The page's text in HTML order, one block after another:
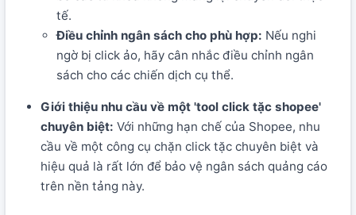
tế.
Điều chỉnh ngân sách cho phù hợp: Nếu nghi
ngờ bị click ảo, hãy cân nhắc điều chỉnh ngân
sách cho các chiến dịch cụ thể.
Giới thiệu nhu cầu về một 'tool click tặc shopee'
chuyên biệt: Với những hạn chế của Shopee, nhu
cầu về một công cụ chặn click tặc chuyên biệt và
hiệu quả là rất lớn để bảo vệ ngân sách quảng cáo
trên nền tảng này.